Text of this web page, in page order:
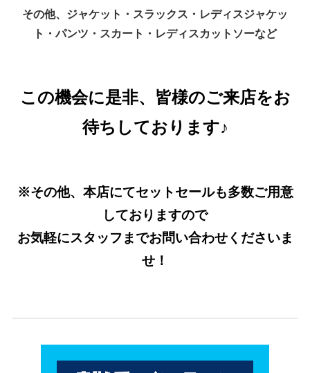
その他、ジャケット・スラックス・レディスジャケッ
ト・パンツ・スカート・レディスカットソーなど
この機会に是非、皆様のご来店をお
待ちしております♪
※その他、本店にてセットセールも多数ご用意
しておりますので
お気軽にスタッフまでお問い合わせくださいま
せ！